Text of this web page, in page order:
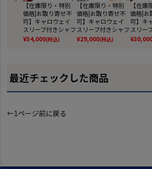
【在庫限り・特別
価格|お取り寄せ不
可】キャロウェイ
スリーブ付きシャフ
ト Virus COMPO.
(ウイルス コンポ)
16／815／816)
¥54,000(税込)
【在庫限り・特別
価格|お取り寄せ不
可】キャロウェイ
スリーブ付きシャフ
ト TourAD IZ (MAVR
IK／EPIC FLASH／R
¥29,000(税込)
【在庫
価格|お
可】キ
スリー
ト
仕様)
¥
最近チェックした商品
←1ページ前に戻る